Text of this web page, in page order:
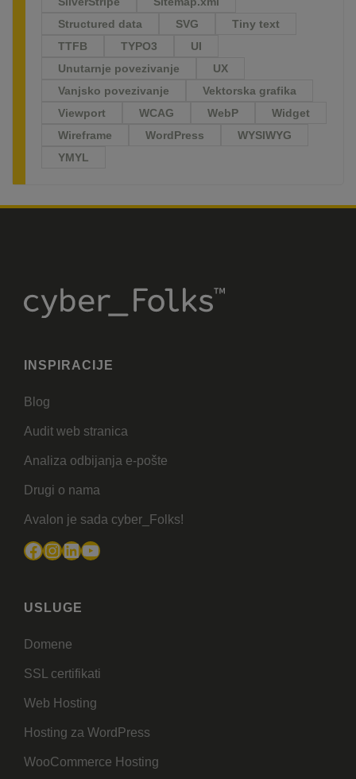
Structured data
SVG
Tiny text
TTFB
TYPO3
UI
Unutarnje povezivanje
UX
Vanjsko povezivanje
Vektorska grafika
Viewport
WCAG WebP
Widget
Wireframe
WordPress
WYSIWYG
YMYL
INSPIRACIJE
Blog
Audit web stranica
Analiza odbijanja e-pošte
Drugi o nama
Avalon je sada cyber_Folks!
Facebook
Instagram
LinkedIn
YouTube
USLUGE
Domene
SSL certifikati
Web Hosting
Hosting za WordPress
WooCommerce Hosting